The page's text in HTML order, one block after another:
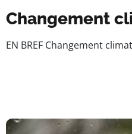
Changement
EN BREF Changement